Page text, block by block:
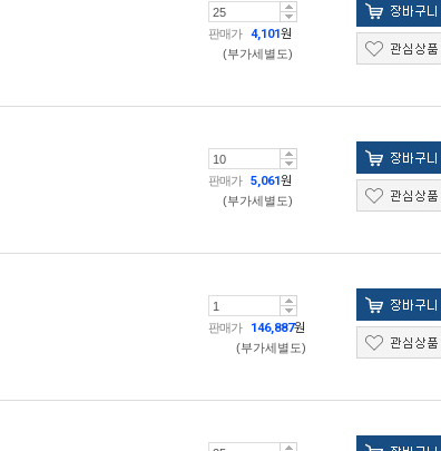
판매가 4,101원
(부가세별도)
판매가 5,061원
(부가세별도)
판매가 146,887원
(부가세별도)